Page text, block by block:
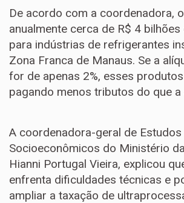
De acordo com a coordenadora,
anualmente cerca de R$ 4
para indústrias de refrigerantes
Zona Franca de Manaus. Se a
for de apenas 2%, esses
pagando menos tributos do que a
A coordenadora-geral de
Socioeconômicos do Ministério
Hianni Portugal Vieira, explicou
enfrenta dificuldades técnicas e
ampliar a taxação de